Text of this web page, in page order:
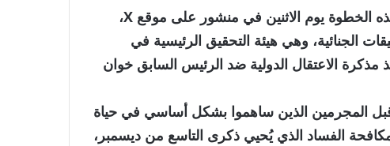
أعلن المدعي العام جوهيل أنطونيو زيلايا عن هذه الخطوة يوم الاثنين في منشور على موقع X،
الجنائية، وهي هيئة التحقيق الرئيسية في
مذكرة الاعتقال الدولية ضد الرئيس السابق خوان
المجرمين الذين ساهموا بشكل أساسي في حياة
الفساد الذي يُحيي ذكرى التاسع من ديسمبر،